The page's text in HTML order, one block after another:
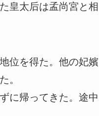
皇太后は孟尚宮と相
位を得た。他の妃嬪
。
に帰ってきた。途中